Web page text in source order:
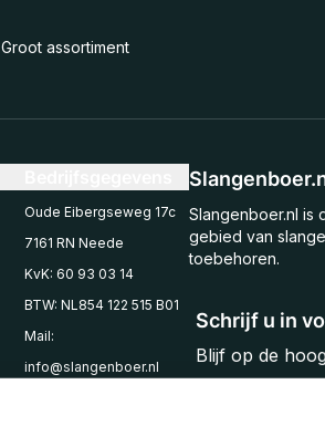
Groot assortiment
Schrijf u in
Blijf op de
Slangenboer.nl is
gebied van
toebehoren.
Oude Eibergseweg 17c
7161 RN Neede
KvK: 60 93 03 14
BTW: NL854 122 515 B01
Mail:
info@slangenboer.nl